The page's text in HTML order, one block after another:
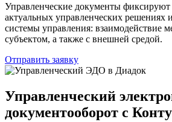
Управленческие документы
актуальных управленческих решениях
системы управления: взаимодействие
субъектом, а также с внешней средой.
Отправить заявку
Управленческий
документооборот с